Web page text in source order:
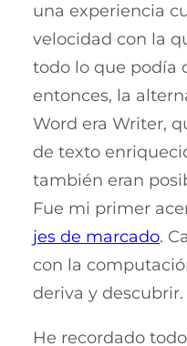
una experiencia
velocidad con la
todo lo que podía
entonces, la
Word era Writer,
de texto
también eran
Fue mi primer
jes de marcado.
con la
deriva y descubrir.
He recordado